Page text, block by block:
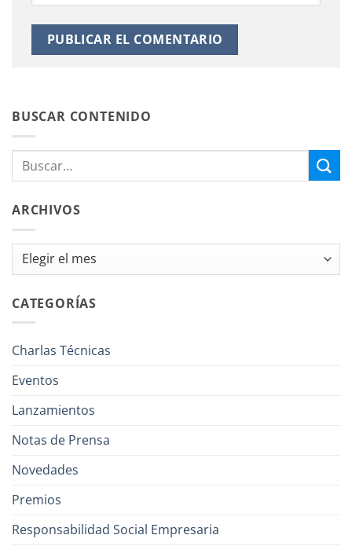
BUSCAR CONTENIDO
ARCHIVOS
Archivos
CATEGORÍAS
Charlas Técnicas
Eventos
Lanzamientos
Notas de Prensa
Novedades
Premios
Responsabilidad Social Empresaria